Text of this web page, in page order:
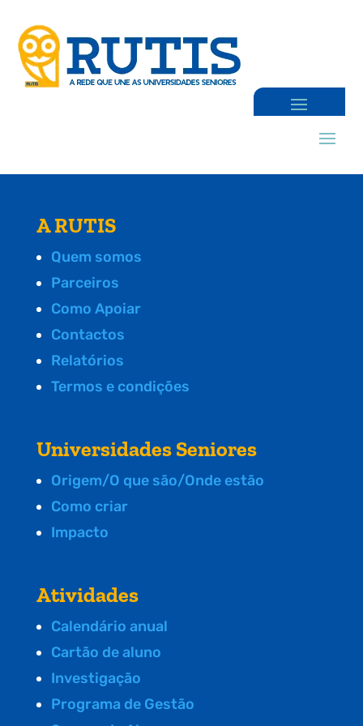
A RUTIS
Quem somos
Parceiros
Como Apoiar
Contactos
Relatórios
Termos e condições
Universidades Seniores
Origem/O que são/Onde estão
Como criar
Impacto
Atividades
Calendário anual
Cartão de aluno
Investigação
Programa de Gestão